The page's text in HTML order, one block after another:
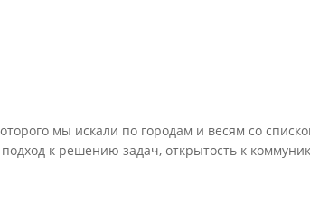
мы искали по городам и весям со
к решению задач, открытость к